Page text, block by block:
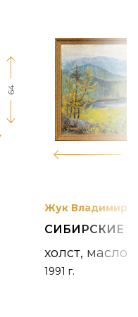
64
Жук Владимир
СИБИРСКИЕ
холст, масло
1991 г.